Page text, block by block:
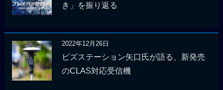
き」を振り返る
2022年12月26日
ビズステーション矢口氏が語る、新発売
のCLAS対応受信機